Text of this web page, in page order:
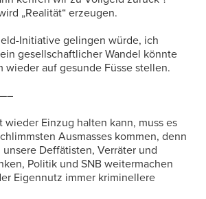
„Realität“ erzeugen.
Initiative gelingen würde, ich
gesellschaftlicher Wandel könnte
wieder auf gesunde Füsse stellen.
wieder Einzug halten kann, muss es
Ausmasses kommen, denn
Deffätisten, Verräter und
Politik und SNB weitermachen
Eigennutz immer kriminellere